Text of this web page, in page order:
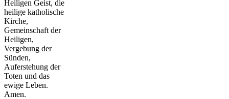
Heiligen Geist, die
heilige katholische
Kirche,
Gemeinschaft der
Heiligen,
Vergebung der
Sünden,
Auferstehung der
Toten und das
ewige Leben.
Amen.